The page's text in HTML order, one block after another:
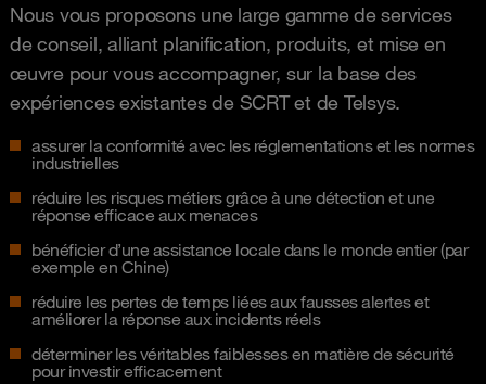
Nous vous proposons une large gamme de services
de conseil, alliant planification, produits, et mise en
œuvre pour vous accompagner, sur la base des
expériences existantes de SCRT et de Telsys.
assurer la conformité avec les réglementations et les normes
industrielles
réduire les risques métiers grâce à une détection et une
réponse efficace aux menaces
bénéficier d’une assistance locale dans le monde entier (par
exemple en Chine)
réduire les pertes de temps liées aux fausses alertes et
améliorer la réponse aux incidents réels
déterminer les véritables faiblesses en matière de sécurité
pour investir efficacement